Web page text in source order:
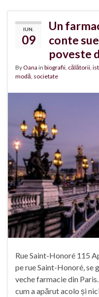
IUN.
09
Un
conte
poveste
ByOana in biografii călătorii
modă societate
Rue Saint-Honoré 115
pe rue Saint-Honoré, se
veche farmacie din
cum a apărut acolo și